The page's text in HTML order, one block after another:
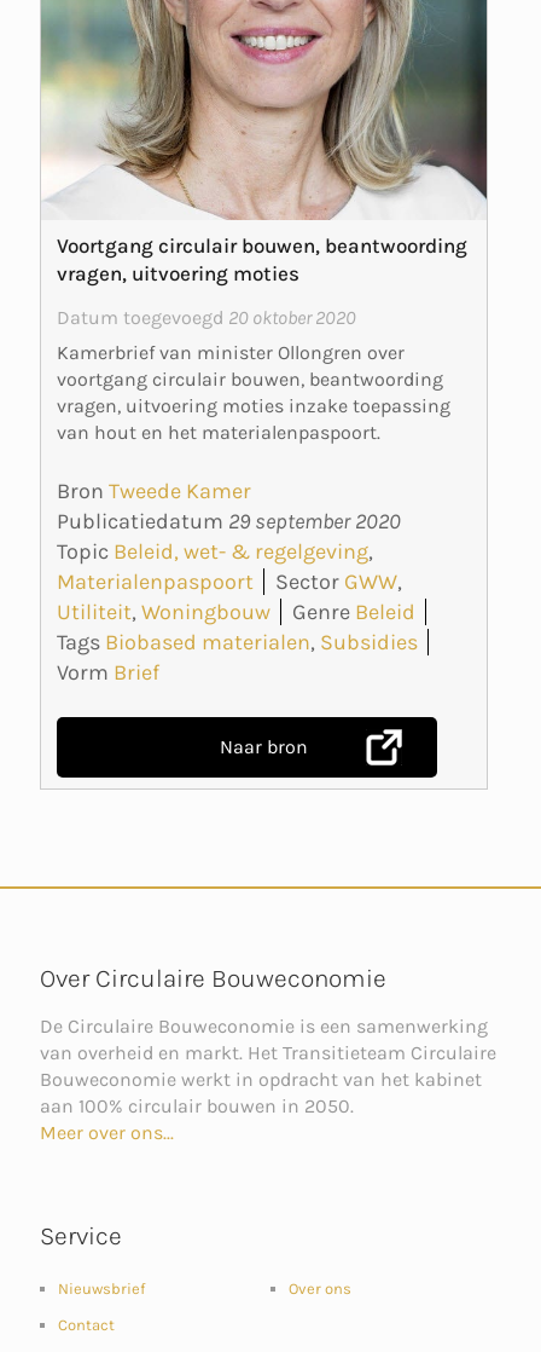
Voortgang circulair bouwen, beantwoording
vragen, uitvoering moties
Datum toegevoegd 20 oktober 2020
Kamerbrief van minister Ollongren over
voortgang circulair bouwen, beantwoording
vragen, uitvoering moties inzake toepassing
van hout en het materialenpaspoort.
Bron Tweede Kamer
Publicatiedatum 29 september 2020
Topic Beleid, wet- & regelgeving,
Materialenpaspoort
Sector GWW,
Utiliteit, Woningbouw Genre Beleid
Tags Biobased materialen, Subsidies
Vorm Brief
Naar bron
Over Circulaire Bouweconomie
De Circulaire Bouweconomie is een samenwerking
van overheid en markt. Het Transitieteam Circulaire
Bouweconomie werkt in opdracht van het kabinet
aan 100% circulair bouwen in 2050.
Meer over ons...
Service
Nieuwsbrief
Contact
Over ons